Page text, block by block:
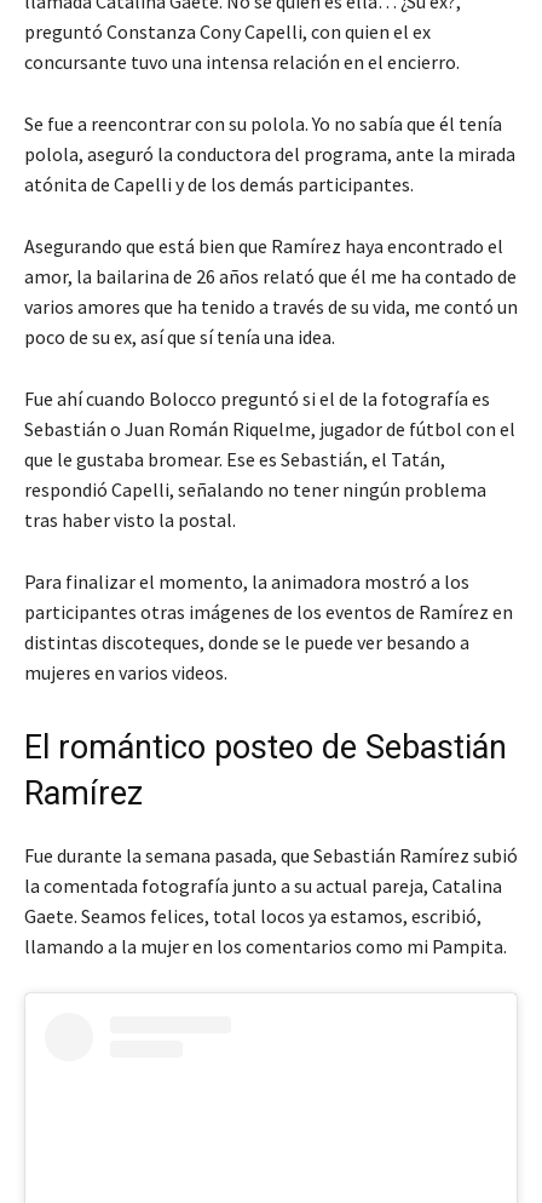
preguntó Constanza Cony Capelli, con quien el ex
concursante tuvo una intensa relación en el encierro.
Se fue a reencontrar con su polola. Yo no sabía que él tenía
polola, aseguró la conductora del programa, ante la mirada
atónita de Capelli y de los demás participantes.
Asegurando que está bien que Ramírez haya encontrado el
amor, la bailarina de 26 años relató que él me ha contado de
varios amores que ha tenido a través de su vida, me contó un
poco de su ex, así que sí tenía una idea.
Fue ahí cuando Bolocco preguntó si el de la fotografía es
Sebastián o Juan Román Riquelme, jugador de fútbol con el
que le gustaba bromear. Ese es Sebastián, el Tatán,
respondió Capelli, señalando no tener ningún problema
tras haber visto la postal.
Para finalizar el momento, la animadora mostró a los
participantes otras imágenes de los eventos de Ramírez en
distintas discoteques, donde se le puede ver besando a
mujeres en varios videos.
El romántico posteo de Sebastián
Ramírez
Fue durante la semana pasada, que Sebastián Ramírez subió
la comentada fotografía junto a su actual pareja, Catalina
Gaete. Seamos felices, total locos ya estamos, escribió,
llamando a la mujer en los comentarios como mi Pampita.